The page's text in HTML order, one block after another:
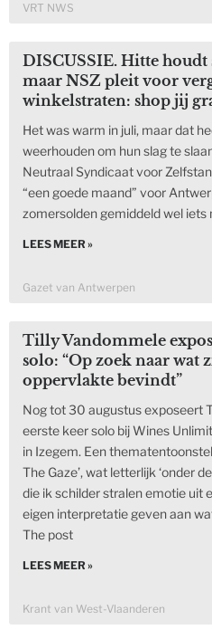
VRT NWS
DISCUSSIE. Hitte houdt
maar NSZ pleit voor
winkelstraten: shop jij
Het was warm in juli, maar dat
weerhouden om hun slag te
Neutraal Syndicaat voor
“een goede maand” voor
zomersolden gemiddeld wel iets
LEES MEER »
Gazet van Antwerpen
Tilly Vandommele
solo: “Op zoek naar wat
oppervlakte bevindt”
Nog tot 30 augustus exposeert
eerste keer solo bij Wines
in Izegem. Een
The Gaze’, wat letterlijk ‘onder
die ik schilder stralen emotie uit
eigen interpretatie geven aan
The post
LEES MEER »
Krant van West-Vlaanderen